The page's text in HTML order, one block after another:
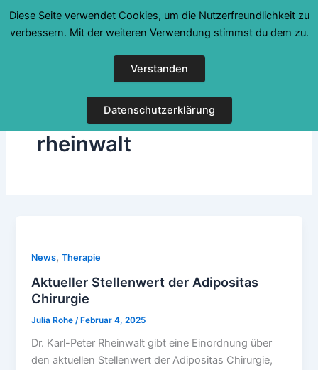
rheinwalt
News,Therapie
Aktueller Stellenwert der Adipositas
Chirurgie
Julia Rohe /Februar 4, 2025
Dr. Karl-Peter Rheinwalt gibt eine Einordnung über
den aktuellen Stellenwert der Adipositas Chirurgie,
Diese Seite verwendet Cookies, um die Nutzerfreundlichkeit zu
verbessern. Mit der weiteren Verwendung stimmst du dem zu.
Verstanden
Datenschutzerklärung